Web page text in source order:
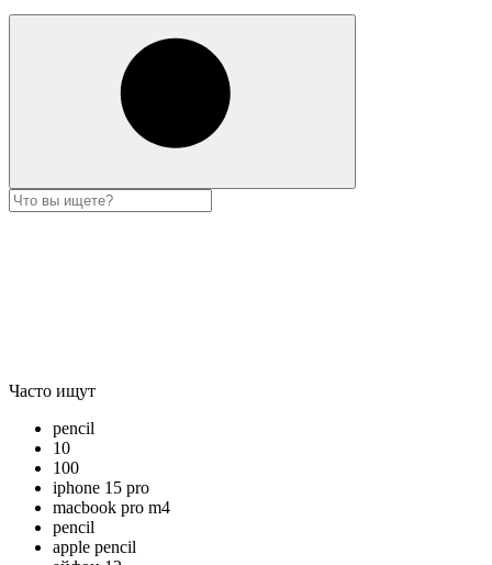
Часто ищут
pencil
10
100
iphone 15 pro
macbook pro m4
pencil
apple pencil